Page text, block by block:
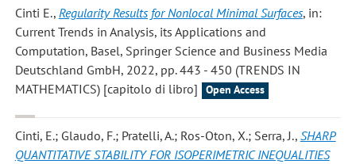
Cinti E., Regularity Results for Nonlocal Minimal Surfaces, in:
Current Trends in Analysis, its Applications and
Computation, Basel, Springer Science and Business Media
Deutschland GmbH, 2022, pp. 443 - 450 (TRENDS IN
MATHEMATICS) [capitolo di libro]
Open Access
Cinti, E.; Glaudo, F.; Pratelli, A.; Ros-Oton, X.; Serra, J., SHARP
QUANTITATIVE STABILITY FOR ISOPERIMETRIC INEQUALITIES